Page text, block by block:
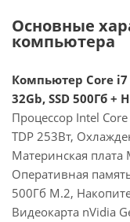
Основные
компьютера
Компьютер Core i7
32Gb, SSD 500Гб +
Процессор Intel
TDP 253Вт,
Материнская плата
Оперативная
500Гб M.2,
Видеокарта nVidia